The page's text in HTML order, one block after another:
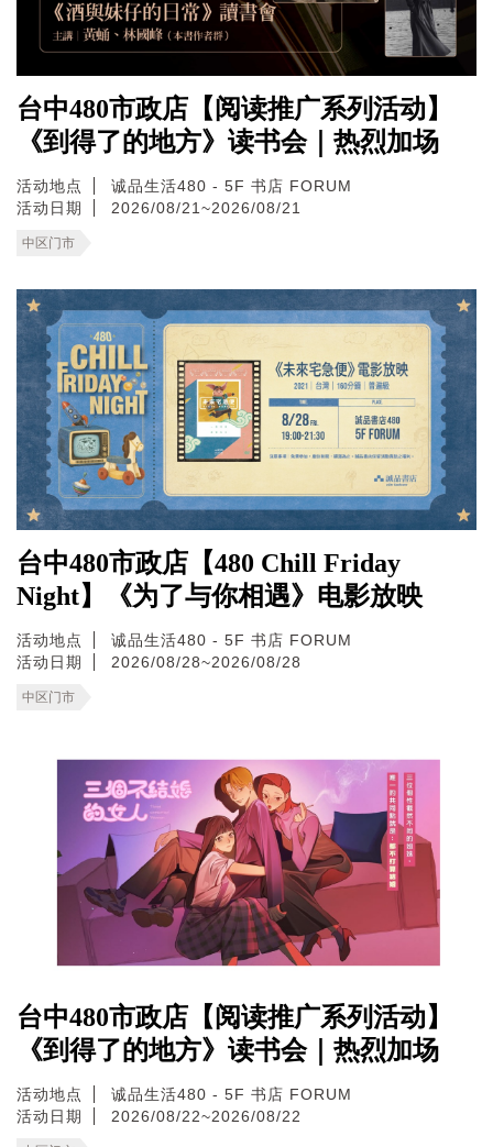
台中480市政店【阅读推广系列活动】
《到得了的地方》读书会｜热烈加场
活动地点
诚品生活480 - 5F 书店 FORUM
活动日期
2026/08/21~2026/08/21
中区门市
台中480市政店【480 Chill Friday
Night】《为了与你相遇》电影放映
活动地点
诚品生活480 - 5F 书店 FORUM
活动日期
2026/08/28~2026/08/28
中区门市
台中480市政店【阅读推广系列活动】
《到得了的地方》读书会｜热烈加场
活动地点
诚品生活480 - 5F 书店 FORUM
活动日期
2026/08/22~2026/08/22